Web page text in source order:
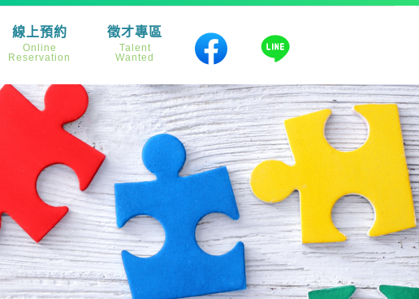
線上預約
Online
Reservation
徵才專區
Talent
Wanted